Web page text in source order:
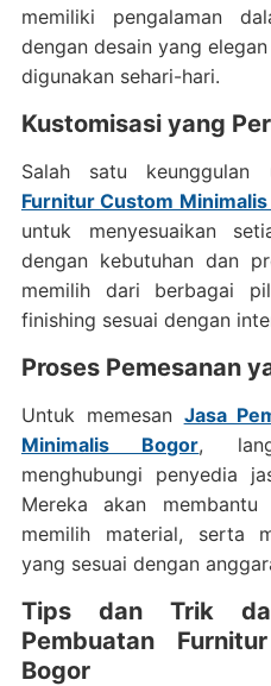
memiliki pengalaman
dengan desain yang
digunakan sehari-hari.
Kustomisasi yang
Salah satu keunggulan
Furnitur Custom
untuk menyesuaikan
dengan kebutuhan dan
memilih dari berbagai
finishing sesuai dengan
Proses Pemesanan
Untuk memesan Jasa
Minimalis Bogor,
menghubungi penyedia
Mereka akan
memilih material, serta
yang sesuai dengan
Tips dan Trik
Pembuatan
Bogor